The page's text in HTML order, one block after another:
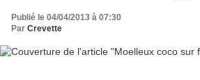
Publié le 04/04/2013 à 07:30
Par Crevette